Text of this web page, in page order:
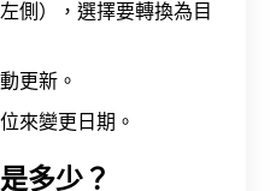
側），選擇要轉換為目
更新。
來變更日期。
多少？